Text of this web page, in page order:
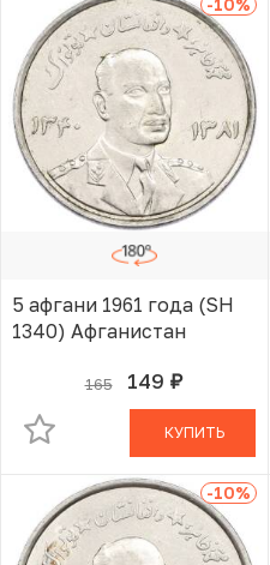
5 афгани 1961 года (SH
1340) Афганистан
165 149 руб.
В КОРЗИНЕ
КУПИТЬ
-10%